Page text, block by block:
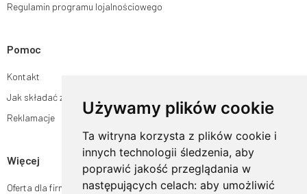
Używamy plików cookie
Ta witryna korzysta z plików cookie i
innych technologii śledzenia, aby
poprawić jakość przeglądania w
następujących celach: aby umożliwić
Regulamin programu lojalnościowego
Pomoc
Kontakt
Jak składać zamówienia w sklepie ogrodyhildegardy.pl?
Reklamacje
Więcej
Oferta dla firm